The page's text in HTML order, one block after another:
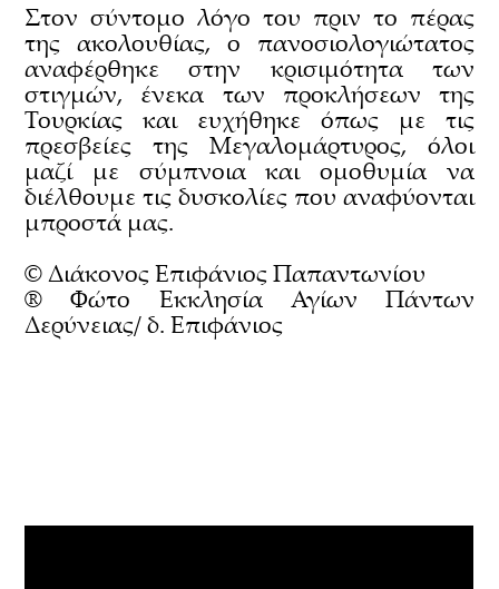
Στον σύντομο λόγο του πριν το πέρας
της ακολουθίας, ο πανοσιολογιώτατος
αναφέρθηκε στην κρισιμότητα των
στιγμών, ένεκα των προκλήσεων της
Τουρκίας και ευχήθηκε όπως με τις
πρεσβείες της Μεγαλομάρτυρος, όλοι
μαζί με σύμπνοια και ομοθυμία να
διέλθουμε τις δυσκολίες που αναφύονται
μπροστά μας.
© Διάκονος Επιφάνιος Παπαντωνίου
® Φώτο Εκκλησία Αγίων Πάντων
Δερύνειας/ δ. Επιφάνιος